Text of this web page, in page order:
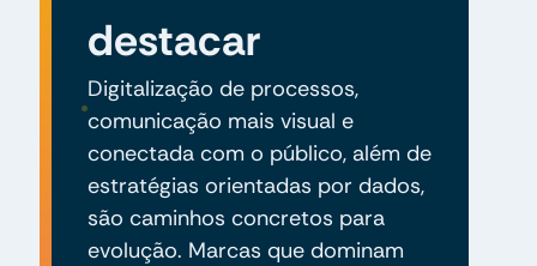
destacar
Digitalização de processos,
comunicação mais visual e
conectada com o público, além de
estratégias orientadas por dados,
são caminhos concretos para
evolução. Marcas que dominam